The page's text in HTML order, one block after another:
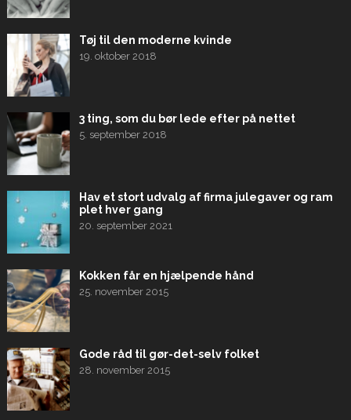
Tøj til den moderne kvinde
19. oktober 2018
3 ting, som du bør lede efter på nettet
5. september 2018
Hav et stort udvalg af firma julegaver og ram
plet hver gang
20. september 2021
Kokken får en hjælpende hånd
25. november 2015
Gode råd til gør-det-selv folket
28. november 2015